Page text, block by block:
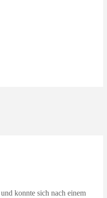
konnte sich nach einem